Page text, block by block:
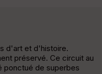
d'art et d'histoire.
préservé. Ce circuit au
ponctué de superbes